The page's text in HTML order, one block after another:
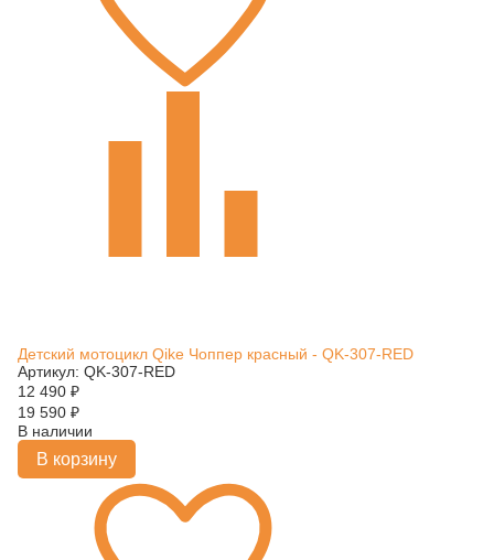
Детский мотоцикл Qike Чоппер красный - QK-307-RED
Артикул: QK-307-RED
12 490 ₽
19 590 ₽
В наличии
В корзину